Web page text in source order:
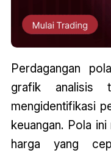
Perdagangan
grafik analisis
mengidentifikasi
keuangan. Pola
harga yang